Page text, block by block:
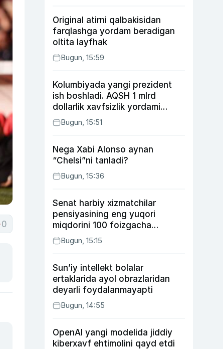
0
Original atirni qalbakisidan
farqlashga yordam beradigan
oltita layfhak
Bugun, 15:59
Kolumbiyada yangi prezident
ish boshladi. AQSH 1 mlrd
dollarlik xavfsizlik yordami
bermoqchi
Bugun, 15:51
Nega Xabi Alonso aynan
“Chelsi”ni tanladi?
Bugun, 15:36
Senat harbiy xizmatchilar
pensiyasining eng yuqori
miqdorini 100 foizgacha
oshirishni nazarda tutuvchi
qonunni ma’qulladi
Bugun, 15:15
Sun’iy intellekt bolalar
ertaklarida ayol obrazlaridan
deyarli foydalanmayapti
Bugun, 14:55
OpenAI yangi modelida jiddiy
kiberxavf ehtimolini qayd etdi